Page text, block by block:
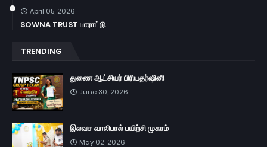
April 05, 2026
SOWNA TRUST பாராட்டு
TRENDING
துணை ஆட்சியர் பிரியதர்ஷினி
June 30, 2026
இலவச வாலிபால் பயிற்சி முகாம்
May 02, 2026